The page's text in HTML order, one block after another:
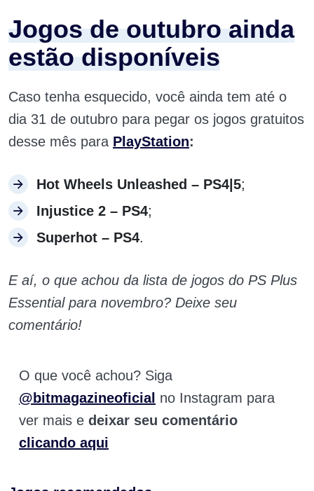
Jogos de outubro ainda
estão disponíveis
Caso tenha esquecido, você ainda tem até o
dia 31 de outubro para pegar os jogos gratuitos
desse mês para PlayStation:
Hot Wheels Unleashed – PS4|5;
Injustice 2 – PS4;
Superhot – PS4.
E aí, o que achou da lista de jogos do PS Plus
Essential para novembro? Deixe seu
comentário!
O que você achou? Siga
@bitmagazineoficial no Instagram para
ver mais e deixar seu comentário
clicando aqui